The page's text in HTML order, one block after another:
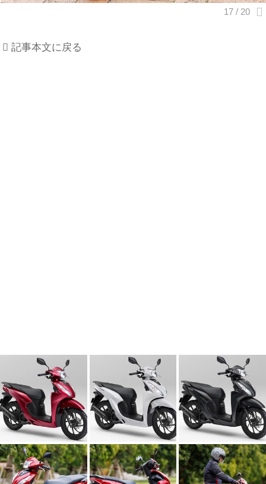
記事本文に戻る